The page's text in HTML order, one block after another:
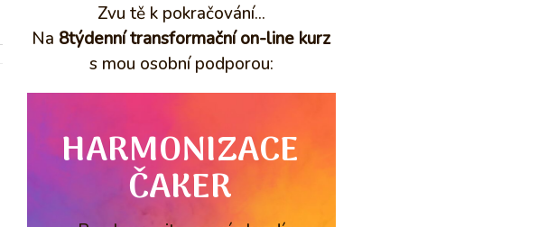
Zvu tě k pokračování...
Na 8týdenní transformační on-line kurz
s mou osobní podporou:
HARMONIZACE
ČAKER